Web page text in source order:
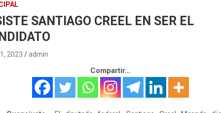
SANTIAGO CREEL EN SER EL
2023 admin
Compartir...